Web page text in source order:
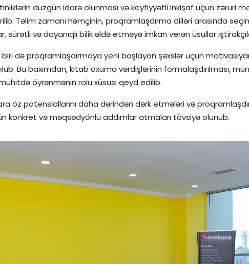
düzgün idarə olunması və keyfiyyətli inkişaf üçün zəruri
Təlim zamanı həmçinin, proqramlaşdırma dilləri arasında
və dayanıqlı bilik əldə etməyə imkan verən üsullar
biri də proqramlaşdırmaya yeni başlayan şəxslər üçün
Bu baxımdan, kitab oxuma vərdişlərinin formalaşdırılması,
öyrənmənin rolu xüsusi qeyd edilib.
öz potensiallarını daha dərindən dərk etmələri və
konkret və məqsədyönlü addımlar atmaları tövsiyə olunub.